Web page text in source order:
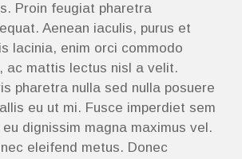
Proin feugiat pharetra
Aenean iaculis, purus et
lacinia, enim orci commodo
ac mattis lectus nisl a velit.
pharetra nulla sed nulla posuere
eu ut mi. Fusce imperdiet sem
dignissim magna maximus vel.
eleifend metus. Donec